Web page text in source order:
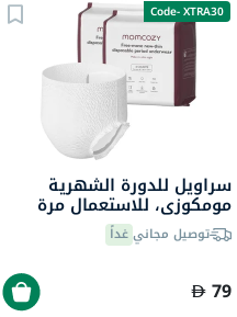
Code- XTRA30
سراويل للدورة الشهرية
مومكوزي، للاستعمال مرة
واحدة، 6 قطع×2
توصيل مجانيغداً
79